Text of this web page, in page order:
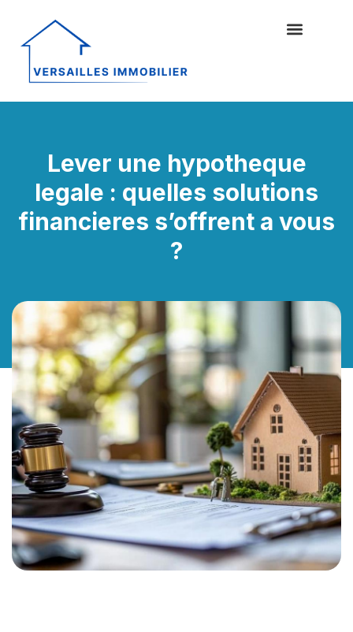
Lever une hypotheque
legale : quelles solutions
financieres s’offrent a vous
?